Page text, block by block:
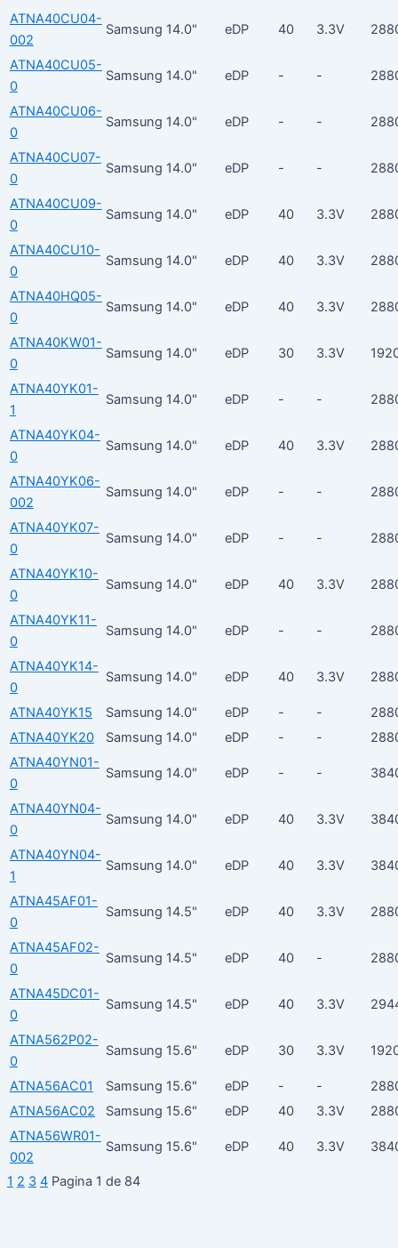
ATNA40CU04-
002
Samsung 14.0" eDP 40 3.3V
ATNA40CU05-
0
Samsung 14.0" eDP - -
ATNA40CU06-
0
Samsung 14.0" eDP - -
ATNA40CU07-
0
Samsung 14.0" eDP - -
ATNA40CU09-
0
Samsung 14.0" eDP 40 3.3V
ATNA40CU10-
0
Samsung 14.0" eDP 40 3.3V
ATNA40HQ05-
0
Samsung 14.0" eDP 40 3.3V
ATNA40KW01-
0
Samsung 14.0" eDP 30 3.3V
ATNA40YK01-
1
Samsung 14.0" eDP - -
ATNA40YK04-
0
Samsung 14.0" eDP 40 3.3V
ATNA40YK06-
002
Samsung 14.0" eDP - -
ATNA40YK07-
0
Samsung 14.0" eDP - -
ATNA40YK10-
0
Samsung 14.0" eDP 40 3.3V
ATNA40YK11-
0
Samsung 14.0" eDP - -
ATNA40YK14-
0
Samsung 14.0" eDP 40 3.3V
ATNA40YK15 Samsung 14.0" eDP - -
ATNA40YK20
Samsung 14.0" eDP - -
ATNA40YN01-
0
Samsung 14.0" eDP - -
ATNA40YN04-
0
Samsung 14.0" eDP 40 3.3V
ATNA40YN04-
1
Samsung 14.0" eDP 40 3.3V
ATNA45AF01-
0
Samsung 14.5" eDP 40 3.3V
ATNA45AF02-
0
Samsung 14.5" eDP 40 -
ATNA45DC01-
0
Samsung 14.5" eDP 40 3.3V
ATNA562P02-
0
Samsung 15.6" eDP 30 3.3V
ATNA56AC01 Samsung 15.6" eDP - -
ATNA56AC02
Samsung 15.6" eDP 40 3.3V
ATNA56WR01-
002
Samsung 15.6" eDP 40 3.3V
1 2 3 4 Pagina 1 de 84